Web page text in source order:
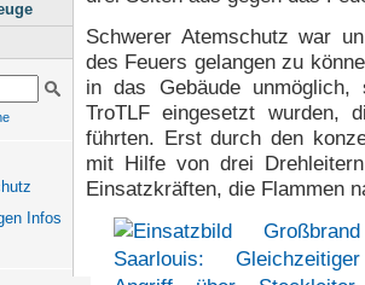
Infos
Schwerer Atemschutz war
des Feuers gelangen zu
in das Gebäude
TroTLF eingesetzt wurden,
führten. Erst durch den
mit Hilfe von drei
Einsatzkräften, die Flammen